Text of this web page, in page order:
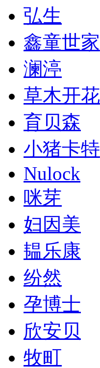
弘生
鑫童世家
澜渟
草木开花
育贝森
小猪卡特
Nulock
咪芽
妇因美
韫乐康
纷然
孕博士
欣安贝
牧町